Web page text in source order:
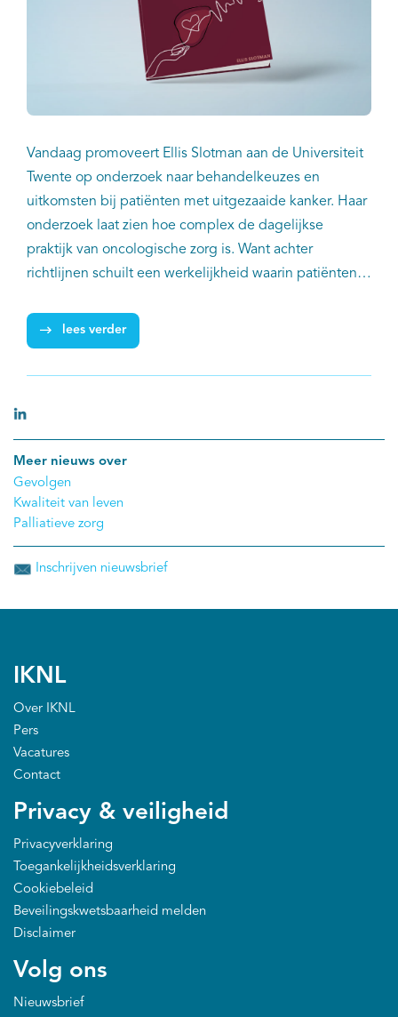
Vandaag promoveert Ellis Slotman aan de Universiteit
Twente op onderzoek naar behandelkeuzes en
uitkomsten bij patiënten met uitgezaaide kanker. Haar
onderzoek laat zien hoe complex de dagelijkse
praktijk van oncologische zorg is. Want achter
richtlijnen schuilt een werkelijkheid waarin patiënten
kunnen afmaken of kiezen voor kwaliteit van leven
boven maximale medische inzet. Het onderzoek laat
lees verder
Meer nieuws over
Gevolgen
Kwaliteit van leven
Palliatieve zorg
Inschrijven nieuwsbrief
IKNL
Over IKNL
Pers
Vacatures
Contact
Privacy & veiligheid
Privacyverklaring
Toegankelijkheidsverklaring
Cookiebeleid
Beveilingskwetsbaarheid melden
Disclaimer
Volg ons
Nieuwsbrief